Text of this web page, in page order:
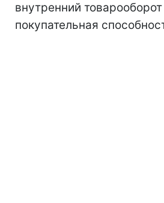
внутренний товарооборот
покупательная